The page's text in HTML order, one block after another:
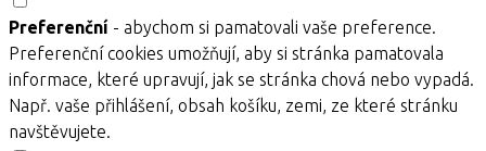
Preferenční - abychom si pamatovali vaše preference.
Preferenční cookies umožňují, aby si stránka pamatovala
informace, které upravují, jak se stránka chová nebo vypadá.
Např. vaše přihlášení, obsah košíku, zemi, ze které stránku
navštěvujete.